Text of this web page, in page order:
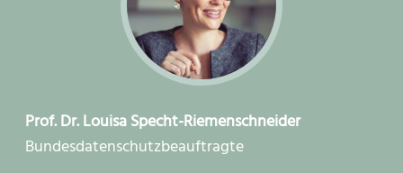
Prof. Dr. Louisa Specht-Riemenschneider
Bundesdatenschutzbeauftragte